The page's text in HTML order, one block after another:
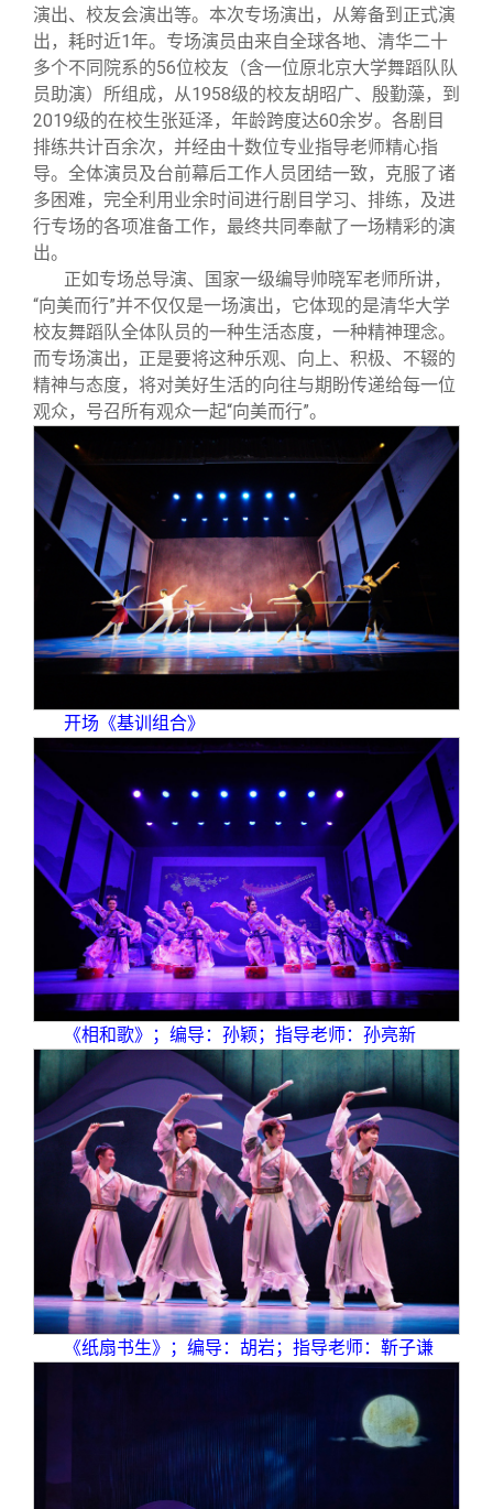
演出、校友会演出等。本次专场演出，从筹备到正式演
出，耗时近1年。专场演员由来自全球各地、清华二十
多个不同院系的56位校友（含一位原北京大学舞蹈队队
员助演）所组成，从1958级的校友胡昭广、殷勤藻，到
2019级的在校生张延泽，年龄跨度达60余岁。各剧目
排练共计百余次，并经由十数位专业指导老师精心指
导。全体演员及台前幕后工作人员团结一致，克服了诸
多困难，完全利用业余时间进行剧目学习、排练，及进
行专场的各项准备工作，最终共同奉献了一场精彩的演
出。
正如专场总导演、国家一级编导帅晓军老师所讲，
“向美而行”并不仅仅是一场演出，它体现的是清华大学
校友舞蹈队全体队员的一种生活态度，一种精神理念。
而专场演出，正是要将这种乐观、向上、积极、不辍的
精神与态度，将对美好生活的向往与期盼传递给每一位
观众，号召所有观众一起“向美而行”。
开场《基训组合》
《相和歌》；编导：孙颖；指导老师：孙亮新
《纸扇书生》；编导：胡岩；指导老师：靳子谦